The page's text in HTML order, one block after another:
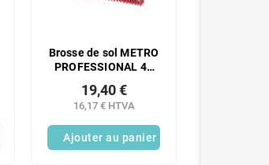
Brosse de sol METRO
PROFESSIONAL 40
pc.
16,17 € HTVA
19,40 €
Ajouter au panier